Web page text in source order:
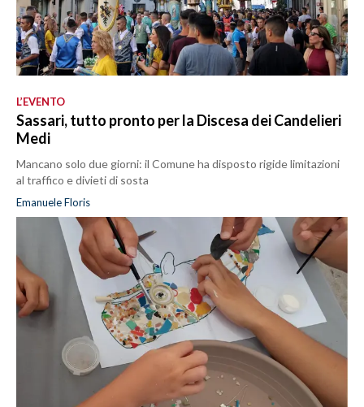
L’EVENTO
Sassari, tutto pronto per la Discesa dei Candelieri
Medi
Mancano solo due giorni: il Comune ha disposto rigide limitazioni
al traffico e divieti di sosta
Emanuele Floris